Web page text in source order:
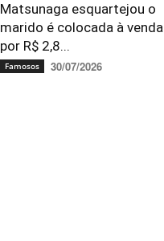
Matsunaga esquartejou o
marido é colocada à venda
por R$ 2,8...
Famosos 30/07/2026